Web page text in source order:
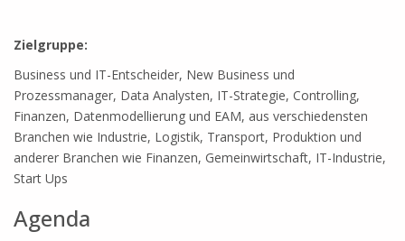
Zielgruppe:
Business und IT-Entscheider, New Business und
Prozessmanager, Data Analysten, IT-Strategie, Controlling,
Finanzen, Datenmodellierung und EAM, aus verschiedensten
Branchen wie Industrie, Logistik, Transport, Produktion und
anderer Branchen wie Finanzen, Gemeinwirtschaft, IT-Industrie,
Start Ups
Agenda